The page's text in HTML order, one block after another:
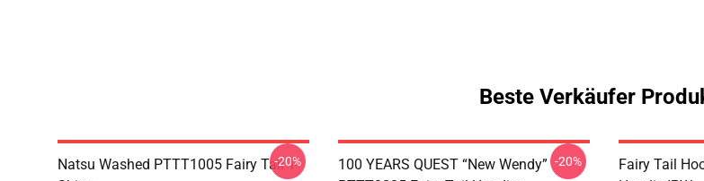
Beste Verkäufer
Natsu Washed PTTT1005 Fairy Tail T-
-20%
100 YEARS QUEST “New Wendy” -20%
Fairy Tail